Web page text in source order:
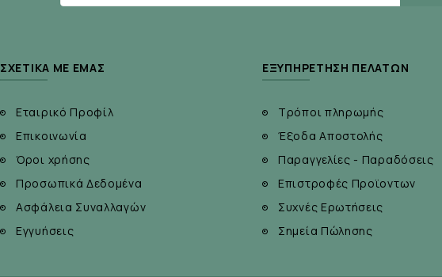
ΣΧΕΤΙΚΆ ΜΕ ΕΜΆΣ
Εταιρικό Προφίλ
Επικοινωνία
Όροι χρήσης
Προσωπικά Δεδομένα
Ασφάλεια Συναλλαγών
Εγγυήσεις
ΕΞΥΠΗΡΈΤΗΣΗ ΠΕΛΑΤΏΝ
Τρόποι πληρωμής
Έξοδα Αποστολής
Παραγγελίες - Παραδόσεις
Επιστροφές Προϊοντων
Συχνές Ερωτήσεις
Σημεία Πώλησης